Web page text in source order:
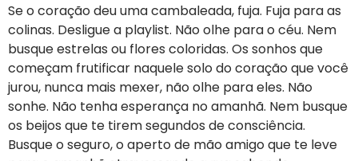
Se o coração deu uma cambaleada, fuja. Fuja para as
colinas. Desligue a playlist. Não olhe para o céu. Nem
busque estrelas ou flores coloridas. Os sonhos que
começam frutificar naquele solo do coração que você
jurou, nunca mais mexer, não olhe para eles. Não
sonhe. Não tenha esperança no amanhã. Nem busque
os beijos que te tirem segundos de consciência.
Busque o seguro, o aperto de mão amigo que te leve